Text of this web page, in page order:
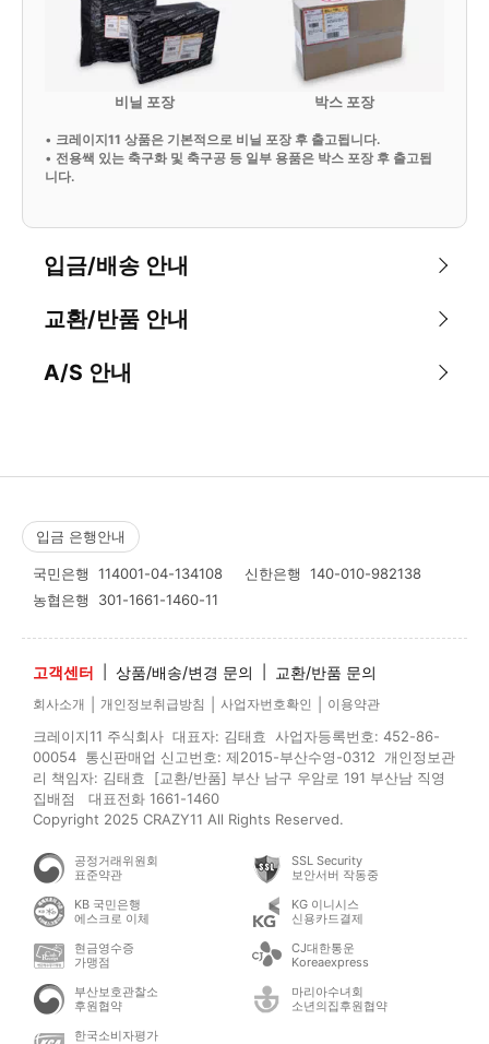
비닐 포장 박스 포장
• 크레이지11 상품은 기본적으로 비닐 포장 후 출고됩니다.
• 전용쌕 있는 축구화 및 축구공 등 일부 용품은 박스 포장 후 출고됩
니다.
입금/배송 안내
교환/반품 안내
A/S 안내
입금 은행안내
국민은행 114001-04-134108 신한은행 140-010-982138
농협은행 301-1661-1460-11
고객센터 상품/배송/변경 문의 교환/반품 문의
회사소개 개인정보취급방침 사업자번호확인 이용약관
크레이지11 주식회사 대표자: 김태효 사업자등록번호: 452-86-
00054 통신판매업 신고번호: 제2015-부산수영-0312 개인정보관
리 책임자: 김태효 [교환/반품] 부산 남구 우암로 191 부산남 직영
집배점 대표전화 1661-1460
Copyright 2025 CRAZY11 All Rights Reserved.
공정거래위원회
표준약관
SSL Security
보안서버 작동중
KB 국민은행
에스크로 이체
KG 이니시스
신용카드결제
현금영수증
가맹점
CJ대한통운
Koreaexpress
부산보호관찰소
후원협약
마리아수녀회
소년의집후원협약
한국소비자평가